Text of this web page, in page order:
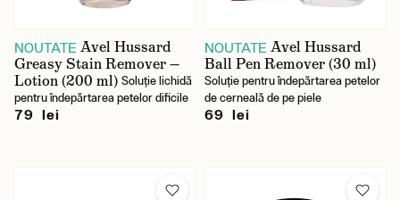
NOUTATE Avel Hussard
Greasy Stain Remover —
Lotion (200 ml) Soluție lichidă
pentru îndepărtarea petelor dificile
79 lei
NOUTATE Avel Hussard
Ball Pen Remover (30 ml)
Soluție pentru îndepărtarea petelor
de cerneală de pe piele
69 lei